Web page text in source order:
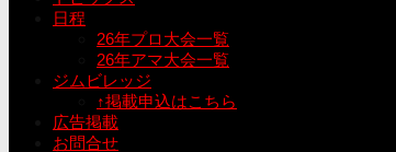
日程
26年プロ大会一覧
26年アマ大会一覧
ジムビレッジ
↑掲載申込はこちら
広告掲載
お問合せ